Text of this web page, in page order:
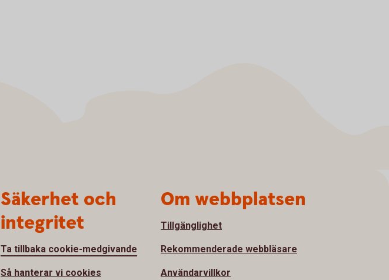
Säkerhet och
integritet
Ta tillbaka cookie-medgivande
Så hanterar vi cookies
Om webbplatsen
Tillgänglighet
Rekommenderade webbläsare
Användarvillkor